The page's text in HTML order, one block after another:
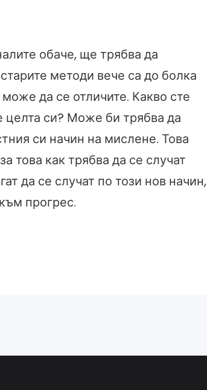
обаче, ще трябва да
методи вече са до болка
да се отличите. Какво сте
целта си? Може би трябва да
си начин на мислене. Това
това как трябва да се случат
да се случат по този нов начин,
прогрес.